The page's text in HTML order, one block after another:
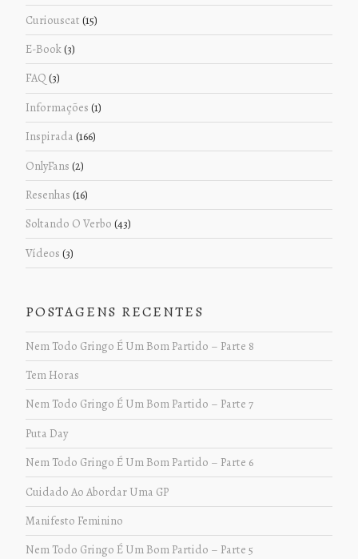
Curiouscat (15)
E-Book(3)
FAQ (3)
Informações (1)
Inspirada (166)
OnlyFans (2)
Resenhas (16)
Soltando O Verbo (43)
Vídeos (3)
POSTAGENS RECENTES
Nem Todo Gringo É Um Bom Partido – Parte 8
Tem Horas
Nem Todo Gringo É Um Bom Partido – Parte 7
Puta Day
Nem Todo Gringo É Um Bom Partido – Parte 6
Cuidado Ao Abordar Uma GP
Manifesto Feminino
Nem Todo Gringo É Um Bom Partido – Parte 5